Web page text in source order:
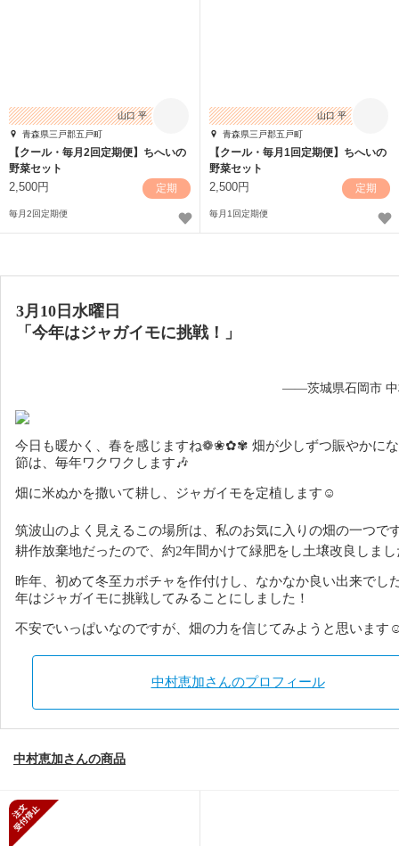
山口 平
青森県三戸郡五戸町
【クール・毎月2回定期便】ちへいの
野菜セット
2,500円 定期
毎月2回定期便
山口 平
青森県三戸郡五戸町
【クール・毎月1回定期便】ちへいの
野菜セット
2,500円 定期
毎月1回定期便
3月10日水曜日
「今年はジャガイモに挑戦！」
——茨城県石岡市 中
今日も暖かく、春を感じますね❁❀✿✾ 畑が少しずつ賑やかに
節は、毎年ワクワクします🎶
畑に米ぬかを撒いて耕し、ジャガイモを定植します☺
筑波山のよく見えるこの場所は、私のお気に入りの畑の一つ
耕作放棄地だったので、約2年間かけて緑肥をし土壌改良しまし
昨年、初めて冬至カボチャを作付けし、なかなか良い出来でし
年はジャガイモに挑戦してみることにしました！
不安でいっぱいなのですが、畑の力を信じてみようと思います
中村恵加さんのプロフィール
中村恵加さんの商品